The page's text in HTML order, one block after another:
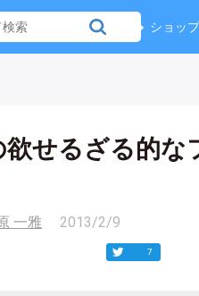
ショップ
欲せるざる的な
一雅
2013/2/9
7